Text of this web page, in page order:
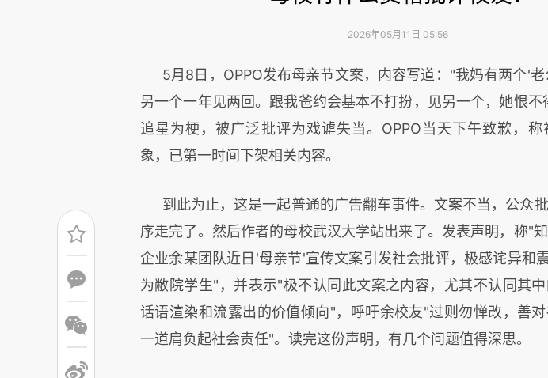
2026年05月11日 05:56
5月8日，OPPO发布母亲节文案，内容写道："我妈有两个'老
另一个一年见两回。跟我爸约会基本不打扮，见另一个，她恨不
追星为梗，被广泛批评为戏谑失当。OPPO当天下午致歉，称
象，已第一时间下架相关内容。
到此为止，这是一起普通的广告翻车事件。文案不当，公众
序走完了。然后作者的母校武汉大学站出来了。发表声明，称"
企业余某团队近日'母亲节'宣传文案引发社会批评，极感诧异和
为敝院学生"，并表示"极不认同此文案之内容，尤其不认同其中
话语渲染和流露出的价值倾向"，呼吁余校友"过则勿惮改，善
一道肩负起社会责任"。读完这份声明，有几个问题值得深思。